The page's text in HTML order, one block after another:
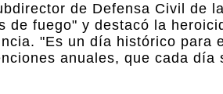
de Defensa Civil de
de fuego" y destacó la
"Es un día histórico para
anuales, que cada día